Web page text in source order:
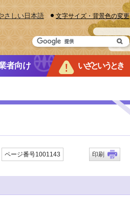
さしい日本語 文字サイズ・背景色の変更
者向け いざというとき
ページ番号1001143 印刷